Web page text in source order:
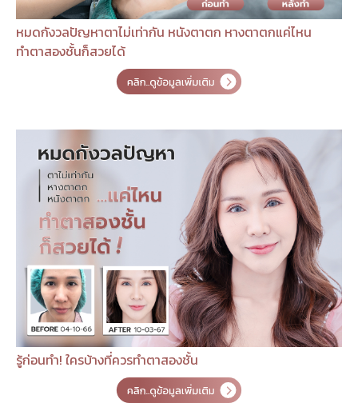
หมดกังวลปัญหาตาไม่เท่ากัน หนังตาตก หางตาตกแค่ไหน
ทำตาสองชั้นก็สวยได้
รู้ก่อนทำ! ใครบ้างที่ควรทำตาสองชั้น